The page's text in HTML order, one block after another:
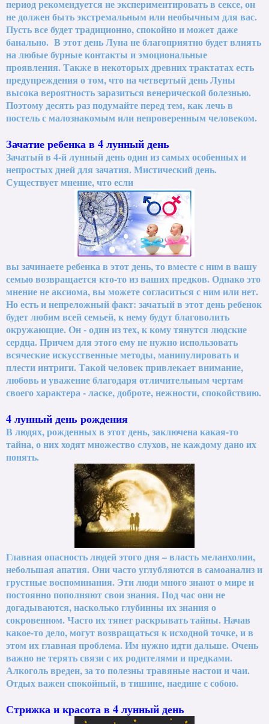
период рекомендуется не экспериментировать в сексе, он
не должен быть экстремальным или необычным для вас.
Пусть все будет традиционно, спокойно и может даже
банально. В этот день Луна не благоприятно будет влиять
на любые бурные контакты и эмоциональные
проявления. Также в некоторых древних трактатах есть
предупреждения о том, что на четвертый день Луны
высока вероятность заразиться венерической болезнью.
Поэтому десять раз подумайте перед тем, как лечь в
постель с малознакомым или непроверенным человеком.
Зачатие ребенка в 4 лунный день
Зачатый в 4-й лунный день один из самых особенных и
непростых дней для зачатия. Мистический день.
Существует мнение, что если
вы зачинаете ребенка в этот день, то вместе с ним в вашу
семью возвращается кто-то из ваших предков. Однако это
мнение не аксиома, вы можете согласиться с ним или нет.
Но есть и непреложный факт: зачатый в этот день ребенок
будет любим всей семьей, к нему будут благоволить
окружающие. Он - один из тех, к кому тянутся людские
сердца. Причем для этого ему не нужно использовать
всяческие искусственные методы, манипулировать и
плести интриги. Такой человек привлекает внимание,
любовь и уважение благодаря отличительным чертам
своего характера - ласке, доброте, нежности, спокойствию.
4 лунный день рождения
В людях, рожденных в этот день, заключена какая-то
тайна, о них ходят множество слухов, не каждому дано их
понять.
Главная опасность людей этого дня – власть меланхолии,
небольшая апатия. Они часто углубляются в самоанализ и
грустные воспоминания. Эти люди много знают о мире и
постоянно пополняют свои знания. Под час они не
догадываются, насколько глубинны их знания о
сокровенном. Часто их тянет раскрывать тайны. Начав
какое-то дело, могут возвращаться к исходной точке, и в
этом их главная проблема. Им нужно идти дальше. Очень
важно не терять связи с их родителями и предками.
Алкоголь вреден, за то полезны травяные настои и чаи.
Отдых важен спокойный, в тишине, наедине с собою.
Стрижка и красота в 4 лунный день